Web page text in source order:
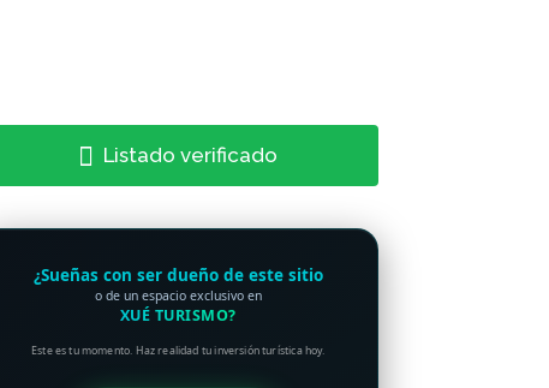
Listado verificado
¿Sueñas con ser dueño de este sitio
o de un espacio exclusivo en
XUÉ TURISMO?
Este es tu momento. Haz realidad tu inversión turística hoy.